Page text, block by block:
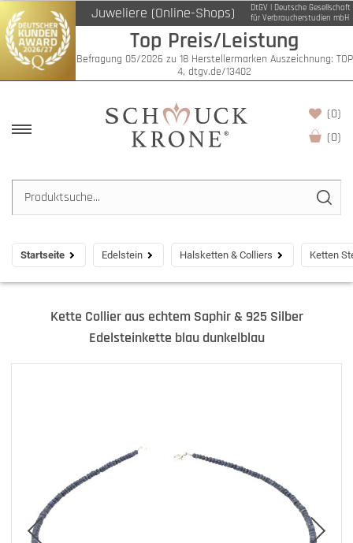
Juweliere (Online-Shops)
DtGV | Deutsche Gesellschaft
für Verbraucherstudien mbH
Top Preis/Leistung
Befragung 05/2026 zu 18 Herstellermarken Auszeichnung: TOP
4, dtgv.de/13402
(0)
(0)
Startseite Edelstein Halsketten & Colliers Ketten
Kette Collier aus echtem Saphir & 925 Silber
Edelsteinkette blau dunkelblau